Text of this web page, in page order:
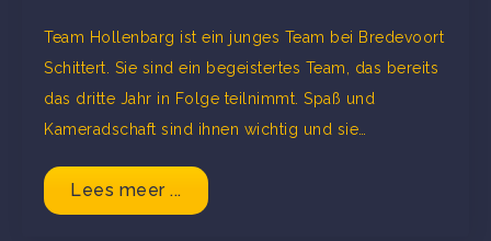
Team Hollenbarg ist ein junges Team bei Bredevoort
Schittert. Sie sind ein begeistertes Team, das bereits
das dritte Jahr in Folge teilnimmt. Spaß und
Kameradschaft sind ihnen wichtig und sie…
Lees meer ...